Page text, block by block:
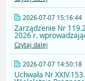
2026-07-07 15:16:44
Zarządzenie Nr
2026 r.
Czytaj dalej
2026-07-07 14:50:18
Uchwała Nr